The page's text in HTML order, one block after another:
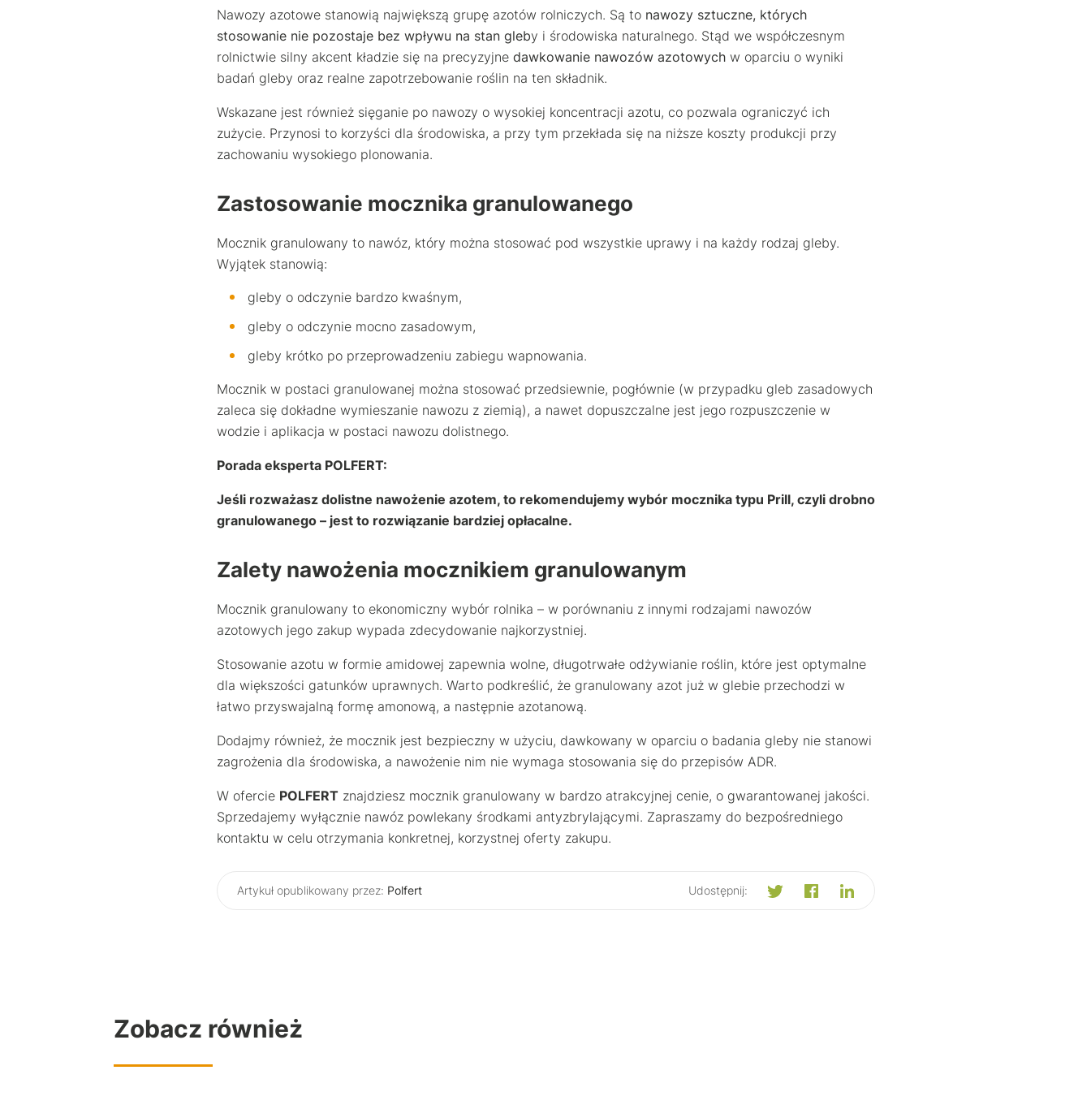
Nawozy azotowe stanowią największą grupę azotów rolniczych. Są to nawozy sztuczne, których
stosowanie nie pozostaje bez wpływu na stan gleby i środowiska naturalnego. Stąd we współczesnym
rolnictwie silny akcent kładzie się na precyzyjne dawkowanie nawozów azotowychw oparciu o wyniki
badań gleby oraz realne zapotrzebowanie roślin na ten składnik.
Wskazane jest również sięganie po nawozy o wysokiej koncentracji azotu, co pozwala ograniczyć ich
zużycie. Przynosi to korzyści dla środowiska, a przy tym przekłada się na niższe koszty produkcji przy
zachowaniu wysokiego plonowania.
Zastosowanie mocznika granulowanego
Mocznik granulowany to nawóz, który można stosować pod wszystkie uprawy i na każdy rodzaj gleby.
Wyjątek stanowią:
gleby o odczynie bardzo kwaśnym,
gleby o odczynie mocno zasadowym,
gleby krótko po przeprowadzeniu zabiegu wapnowania.
Mocznik w postaci granulowanej można stosować przedsiewnie, pogłównie (w przypadku gleb zasadowych
zaleca się dokładne wymieszanie nawozu z ziemią), a nawet dopuszczalne jest jego rozpuszczenie w
wodzie i aplikacja w postaci nawozu dolistnego.
Porada eksperta POLFERT:
Jeśli rozważasz dolistne nawożenie azotem, to rekomendujemy wybór mocznika typu Prill, czyli drobno
granulowanego – jest to rozwiązanie bardziej opłacalne.
Zalety nawożenia mocznikiem granulowanym
Mocznik granulowany to ekonomiczny wybór rolnika – w porównaniu z innymi rodzajami nawozów
azotowych jego zakup wypada zdecydowanie najkorzystniej.
Stosowanie azotu w formie amidowej zapewnia wolne, długotrwałe odżywianie roślin, które jest optymalne
dla większości gatunków uprawnych. Warto podkreślić, że granulowany azot już w glebie przechodzi w
łatwo przyswajalną formę amonową, a następnie azotanową.
Dodajmy również, że mocznik jest bezpieczny w użyciu, dawkowany w oparciu o badania gleby nie stanowi
zagrożenia dla środowiska, a nawożenie nim nie wymaga stosowania się do przepisów ADR.
W ofercie POLFERTznajdziesz mocznik granulowany w bardzo atrakcyjnej cenie, o gwarantowanej jakości.
Sprzedajemy wyłącznie nawóz powlekany środkami antyzbrylającymi. Zapraszamy do bezpośredniego
kontaktu w celu otrzymania konkretnej, korzystnej oferty zakupu.
Artykuł opublikowany przez: Polfert Udostępnij:
Zobacz również